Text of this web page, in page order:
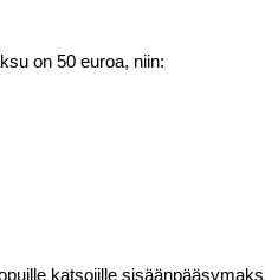
on 50 euroa, niin:
katsojille